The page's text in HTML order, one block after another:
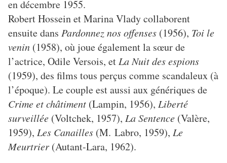
en décembre 1955.
Robert Hossein et Marina Vlady collaborent
ensuite dans Pardonnez nos offenses (1956), Toi le
venin (1958), où joue également la sœur de
l’actrice, Odile Versois, et La Nuit des espions
(1959), des films tous perçus comme scandaleux (à
l’époque). Le couple est aussi aux génériques de
Crime et châtiment (Lampin, 1956), Liberté
surveillée (Voltchek, 1957), La Sentence (Valère,
1959), Les Canailles (M. Labro, 1959), Le
Meurtrier (Autant-Lara, 1962).